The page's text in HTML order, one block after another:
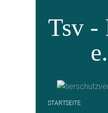
Tsv -
STARTSEITE